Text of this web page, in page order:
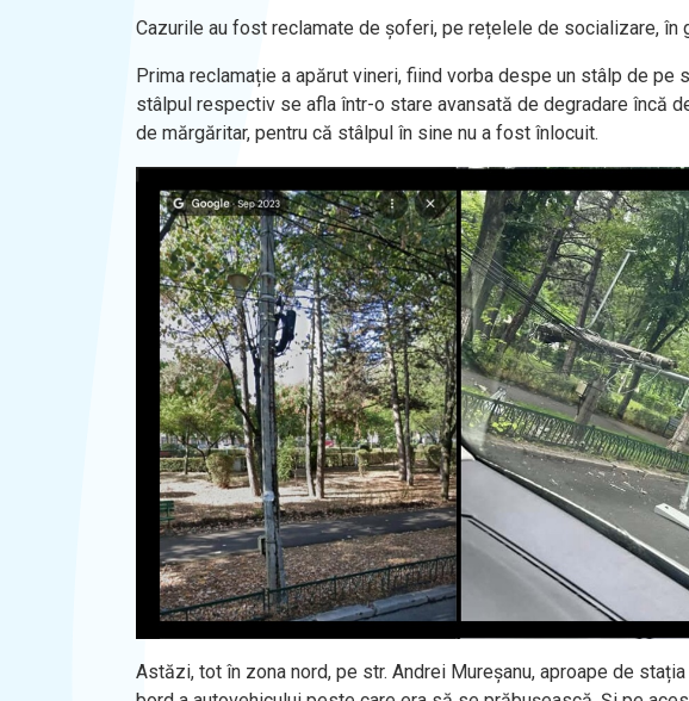
Cazurile au fost reclamate de șoferi, pe rețelele de socializare, în
Prima reclamație a apărut vineri, fiind vorba despe un stâlp de
stâlpul respectiv se afla într-o stare avansată de degradare încă
de mărgăritar, pentru că stâlpul în sine nu a fost înlocuit.
Astăzi, tot în zona nord, pe str. Andrei Mureșanu, aproape de